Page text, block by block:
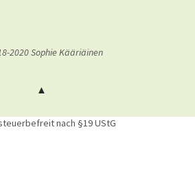
2020 Sophie Kääriäinen
nach §19 UStG